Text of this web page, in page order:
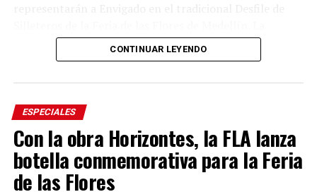
jornada también ofrecerá gastronomía, música y otras
expresiones de la cultura campesina.
silleteras de la vereda Pantanillo estarán abiertas al
público. Allí, los visitantes podrán recorrer los espacios
donde las familias campesinas cultivan sus flores,
conocer el trabajo que realizan durante todo el año y
compartir con los silleteros que se preparan para llevar
CONTINUAR LEYENDO
ESPECIALES
Con la obra Horizontes, la FLA lanza
botella conmemorativa para la Feria
de las Flores